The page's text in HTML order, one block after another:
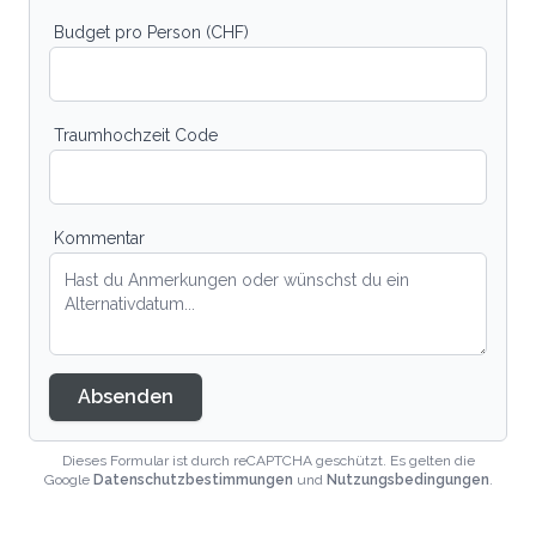
Budget pro Person (CHF)
Traumhochzeit Code
Kommentar
Absenden
Dieses Formular ist durch reCAPTCHA geschützt. Es gelten die
Google Datenschutzbestimmungen und Nutzungsbedingungen.